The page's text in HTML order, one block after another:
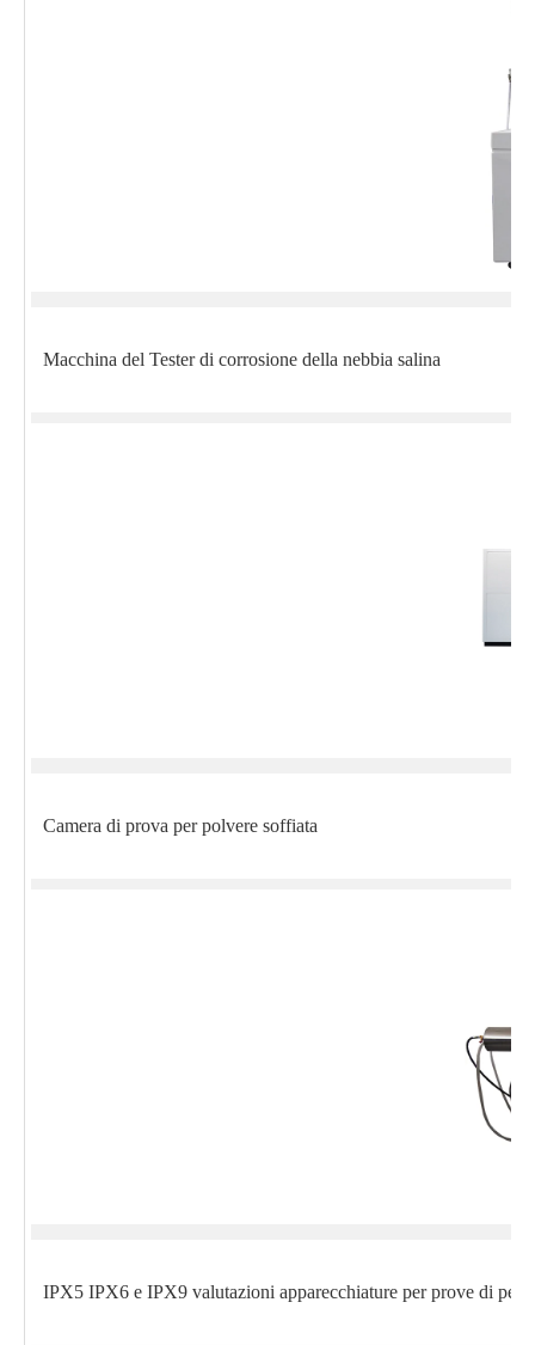
Macchina del Tester di corrosione della nebbia salina
Camera di prova per polvere soffiata
IPX5 IPX6 e IPX9 valutazioni apparecchiature per prove di